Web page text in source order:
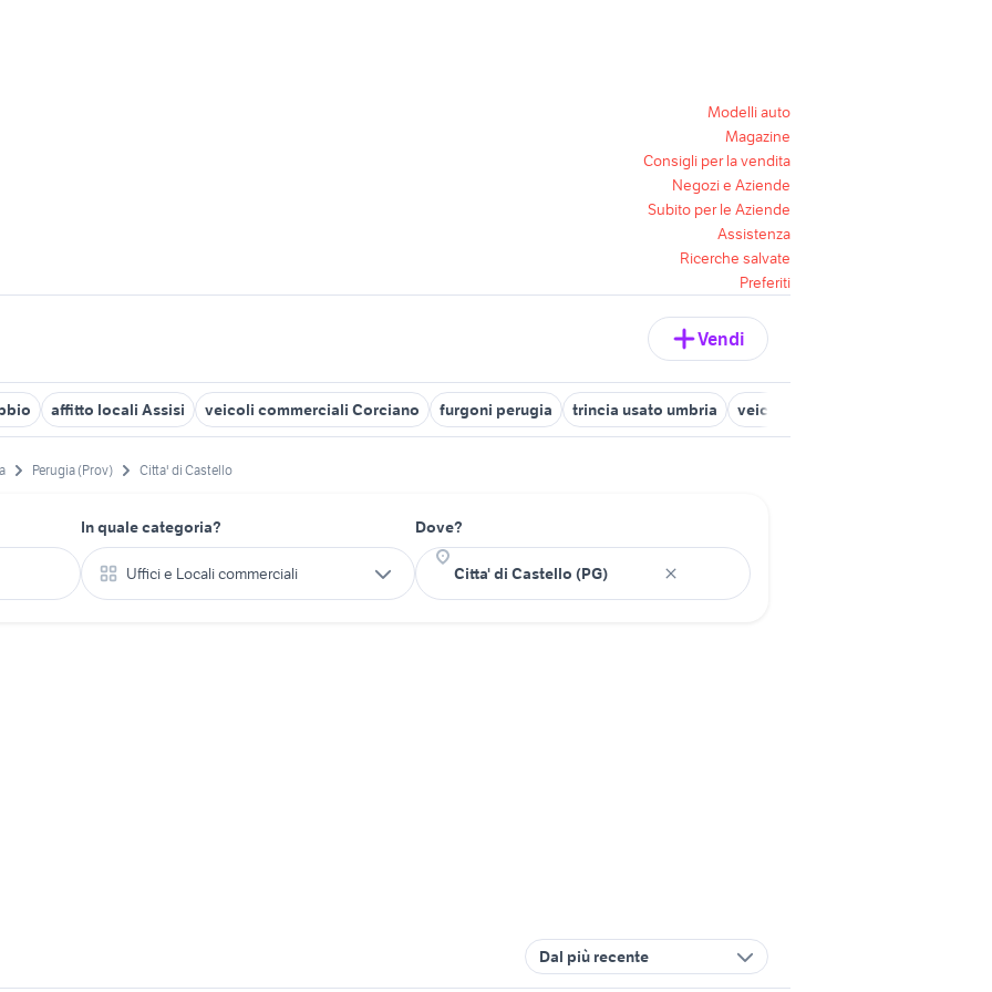
Modelli auto
Magazine
Consigli per la vendita
Negozi e Aziende
Subito per le Aziende
Assistenza
Ricerche salvate
Preferiti
Vendi
affitto locali Assisi veicoli commerciali Corciano furgoni perugia trincia usato umbria veicoli commerciali Citta di
Perugia (Prov) Citta' di Castello
In quale categoria?
Uffici e Locali commerciali
Dove?
Dal più recente